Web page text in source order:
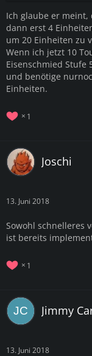
Ich glaube er meint,
dann erst 4
um 20 Einheiten zu
Wenn ich jetzt 10
Eisenschmied Stufe
und benötige
Einheiten.
1
Joschi
13. Juni 2018
Sowohl schnelleres
ist bereits
1
Jimmy
13. Juni 2018